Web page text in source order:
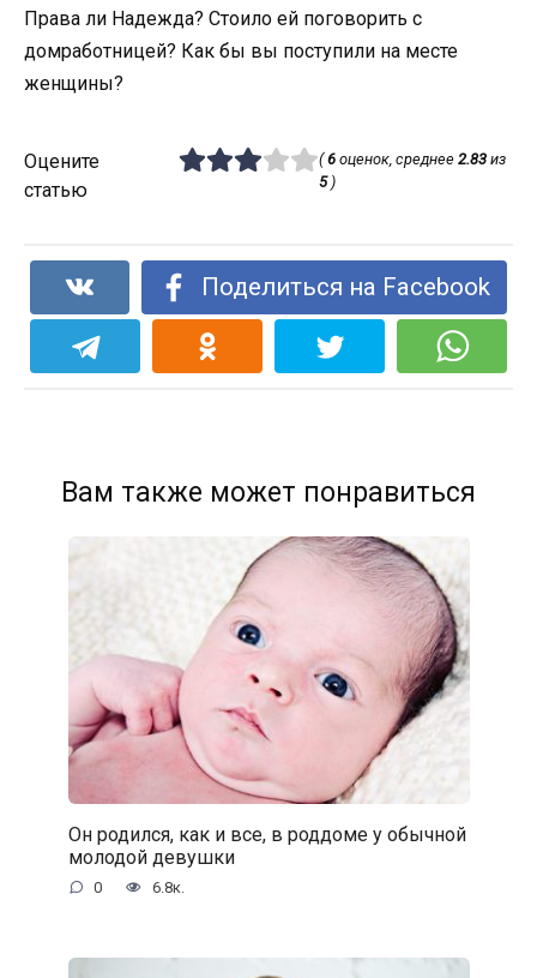
Права ли Надежда? Стоило ей поговорить с
домработницей? Как бы вы поступили на месте
женщины?
Оцените
статью
(6оценок, среднее 2.83из
5)
Поделиться на Facebook
Вам также может понравиться
Он родился, как и все, в роддоме у обычной
молодой девушки
0 6.8к.